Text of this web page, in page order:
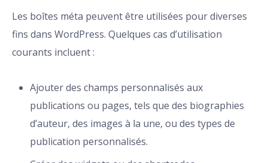
Les boîtes méta peuvent être utilisées pour diverses
fins dans WordPress. Quelques cas d’utilisation
courants incluent :
Ajouter des champs personnalisés aux
publications ou pages, tels que des biographies
d’auteur, des images à la une, ou des types de
publication personnalisés.